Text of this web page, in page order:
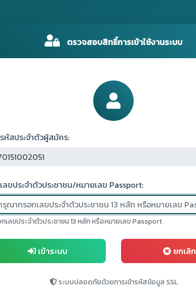
ตรวจสอบสิทธิ์การเข้าใช้งานระบบ
หัสประจำตัวผู้สมัคร:
ลขประจำตัวประชาชน/หมายเลข Passport:
เลขประจำตัวประชาชน 13 หลัก หรือหมายเลข Passport
เข้าระบบ ยกเลิก
ระบบปลอดภัยด้วยการเข้ารหัสข้อมูล SSL